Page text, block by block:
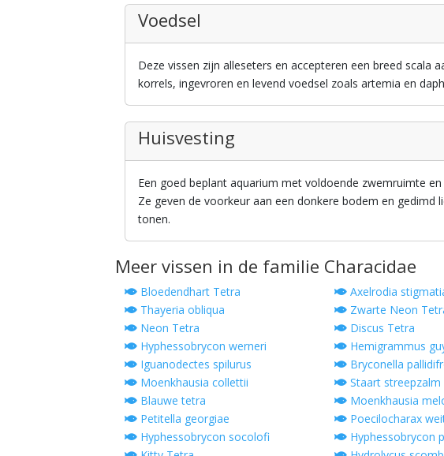
Voedsel
Deze vissen zijn alleseters en accepteren een breed scala
korrels, ingevroren en levend voedsel zoals artemia en
Huisvesting
Een goed beplant aquarium met voldoende zwemruimte
Ze geven de voorkeur aan een donkere bodem en gedimd
tonen.
Meer vissen in de familie Characidae
Bloedendhart Tetra
Axelrodia
Thayeria obliqua
Zwarte Neon
Neon Tetra
Discus Tetra
Hyphessobrycon werneri
Hemigrammus
Iguanodectes spilurus
Bryconella
Moenkhausia collettii
Staart streepzalm
Blauwe tetra
Moenkhausia
Petitella georgiae
Poecilocharax
Hyphessobrycon socolofi
Hyphessobrycon